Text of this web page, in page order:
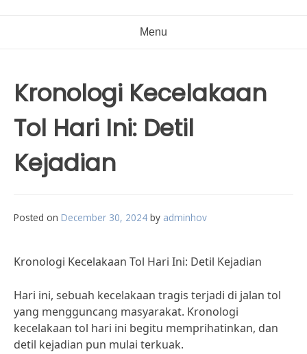
Menu
Kronologi Kecelakaan
Tol Hari Ini: Detil
Kejadian
Posted on December 30, 2024 by adminhov
Kronologi Kecelakaan Tol Hari Ini: Detil Kejadian
Hari ini, sebuah kecelakaan tragis terjadi di jalan tol
yang mengguncang masyarakat. Kronologi
kecelakaan tol hari ini begitu memprihatinkan, dan
detil kejadian pun mulai terkuak.